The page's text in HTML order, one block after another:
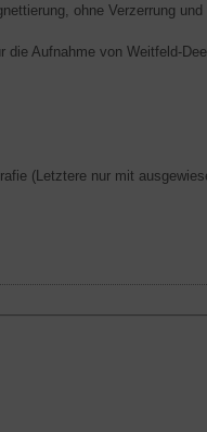
ohne Verzerrung
Aufnahme von Weitfeld-
(Letztere nur mit